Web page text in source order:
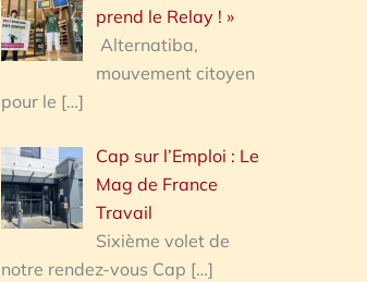
prend le Relay ! »
Alternatiba,
mouvement citoyen
pour le […]
Cap sur l’Emploi : Le
Mag de France
Travail
Sixième volet de
notre rendez-vous Cap […]